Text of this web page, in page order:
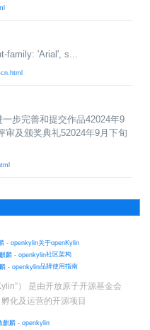
family: 'Arial', s...
步完善和提交作品42024年9
审及颁奖典礼52024年9月下旬
关于openKylin
社区架构
品牌使用指南
） 是由开放原子开源基金会
化及运营的开源项目